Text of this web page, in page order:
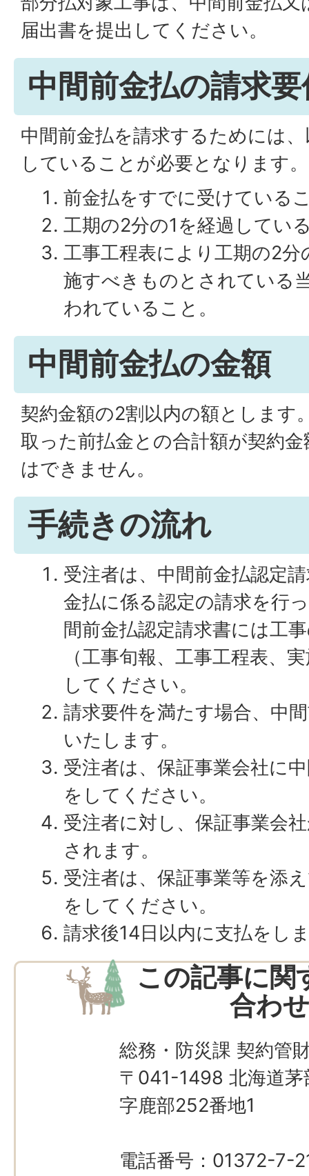
届出書を提出してください。
中間前金払の請求要
中間前金払を請求するためには
していることが必要となります。
前金払をすでに受けている
工期の2分の1を経過してい
工事工程表により工期の2
施すべきものとされている
われていること。
中間前金払の金額
契約金額の2割以内の額とします
取った前払金との合計額が契約
はできません。
手続きの流れ
受注者は、中間前金払認定
金払に係る認定の請求を行
間前金払認定請求書には工
（工事旬報、工事工程表、
してください。
請求要件を満たす場合、中
いたします。
受注者は、保証事業会社に
をしてください。
受注者に対し、保証事業会
されます。
受注者は、保証事業等を添
をしてください。
請求後14日以内に支払をし
この記事に関
合わ
総務・防災課 契約管
〒041-1498 北海道茅
字鹿部252番地1
電話番号：01372-7-